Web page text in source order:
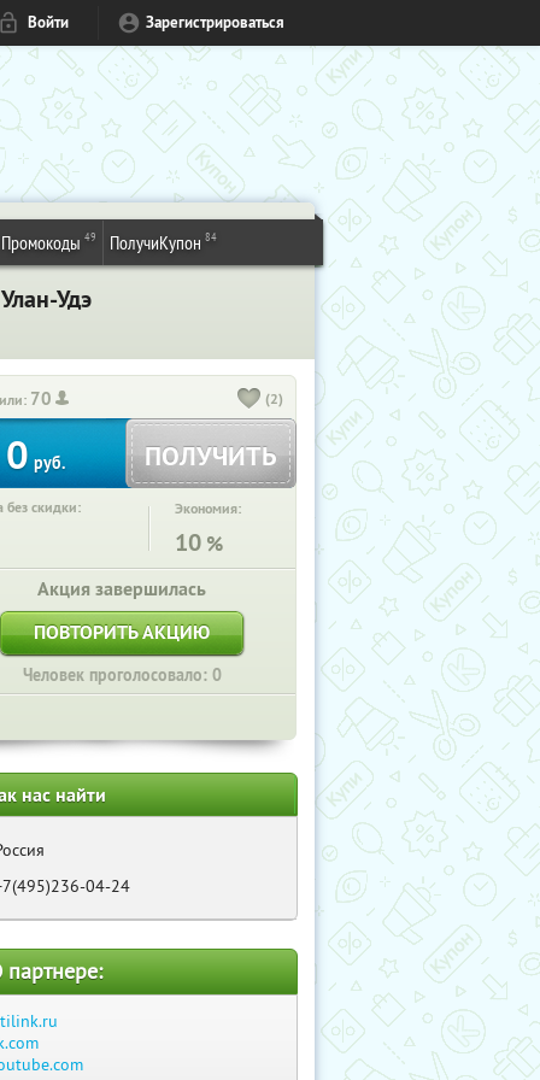
Войти Зарегистрироваться
Промокоды 49 ПолучиКупон 84
Удэ
70 (2)
0 руб. ПОЛУЧИТЬ
без скидки: Экономия:
10 %
Акция завершилась
ПОВТОРИТЬ АКЦИЮ
Человек проголосовало: 0
нас найти
04-24
партнере: